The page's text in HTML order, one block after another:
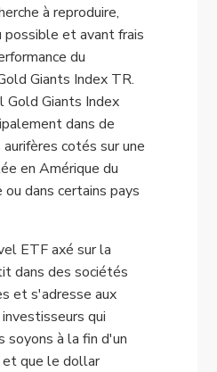
à reproduire,
possible et avant frais
du
Giants Index TR.
Gold Giants Index
dans de
cotés sur une
en Amérique du
dans certains pays
ETF axé sur la
dans des sociétés
et s'adresse aux
qui
soyons à la fin d'un
et que le dollar